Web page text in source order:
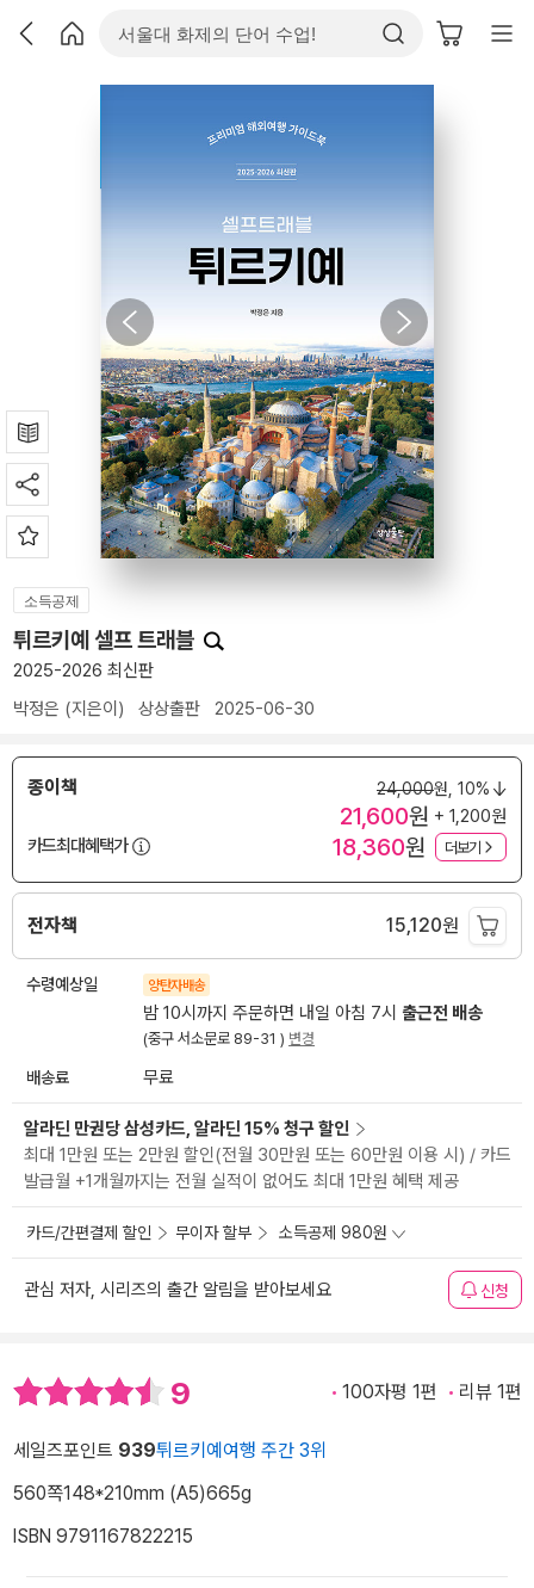
소득공제
튀르키예 셀프 트래블
2025-2026 최신판
박정은 (지은이) 상상출판 2025-06-30
종이책 24,000원, 10%
21,600원 + 1,200원
카드최대혜택가
18,360원 더보기
전자책 15,120원
수령예상일 양탄자배송
밤 10시까지 주문하면 내일 아침 7시 출근전 배송
(중구 서소문로 89-31 ) 변경
배송료 무료
알라딘 만권당 삼성카드, 알라딘 15% 청구 할인
최대 1만원 또는 2만원 할인(전월 30만원 또는 60만원 이용 시) / 카드
발급월 +1개월까지는 전월 실적이 없어도 최대 1만원 혜택 제공
카드/간편결제 할인 무이자 할부 소득공제 980원
관심 저자, 시리즈의 출간 알림을 받아보세요 신청
9 100자평 1편 리뷰 1편
세일즈포인트 939튀르키예여행 주간 3위
560쪽148*210mm (A5)665g
ISBN 9791167822215